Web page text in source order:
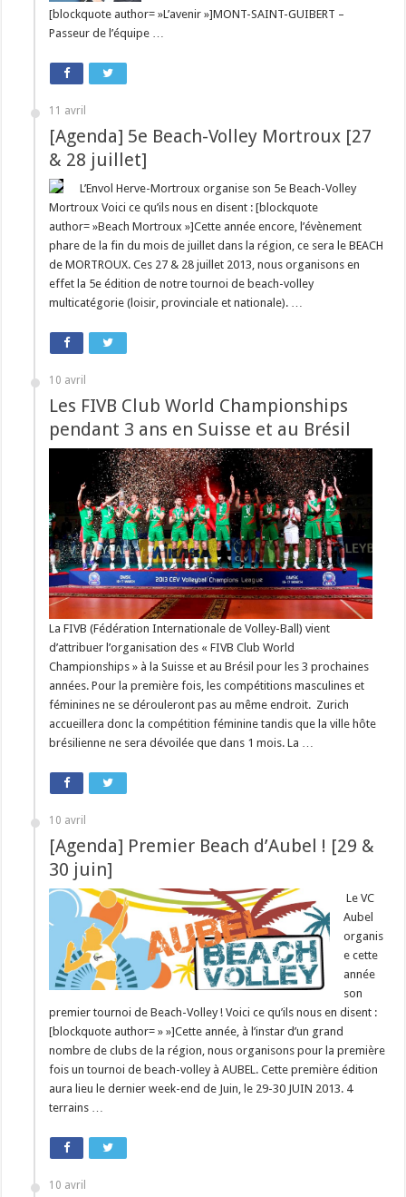
[blockquote author= »L’avenir »]MONT-SAINT-GUIBERT –
Passeur de l’équipe …
11 avril
[Agenda] 5e Beach-Volley Mortroux [27
& 28 juillet]
L’Envol Herve-Mortroux organise son 5e Beach-Volley
Mortroux Voici ce qu’ils nous en disent : [blockquote
author= »Beach Mortroux »]Cette année encore, l’évènement
phare de la fin du mois de juillet dans la région, ce sera le BEACH
de MORTROUX. Ces 27 & 28 juillet 2013, nous organisons en
effet la 5e édition de notre tournoi de beach-volley
multicatégorie (loisir, provinciale et nationale). …
10 avril
Les FIVB Club World Championships
pendant 3 ans en Suisse et au Brésil
La FIVB (Fédération Internationale de Volley-Ball) vient
d’attribuer l’organisation des « FIVB Club World
Championships » à la Suisse et au Brésil pour les 3 prochaines
années. Pour la première fois, les compétitions masculines et
féminines ne se dérouleront pas au même endroit. Zurich
accueillera donc la compétition féminine tandis que la ville hôte
brésilienne ne sera dévoilée que dans 1 mois. La …
10 avril
[Agenda] Premier Beach d’Aubel ! [29 &
30 juin]
Le VC
Aubel
organis
e cette
année
son
premier tournoi de Beach-Volley ! Voici ce qu’ils nous en disent :
[blockquote author= » »]Cette année, à l’instar d’un grand
nombre de clubs de la région, nous organisons pour la première
fois un tournoi de beach-volley à AUBEL. Cette première édition
aura lieu le dernier week-end de Juin, le 29-30 JUIN 2013. 4
terrains …
10 avril